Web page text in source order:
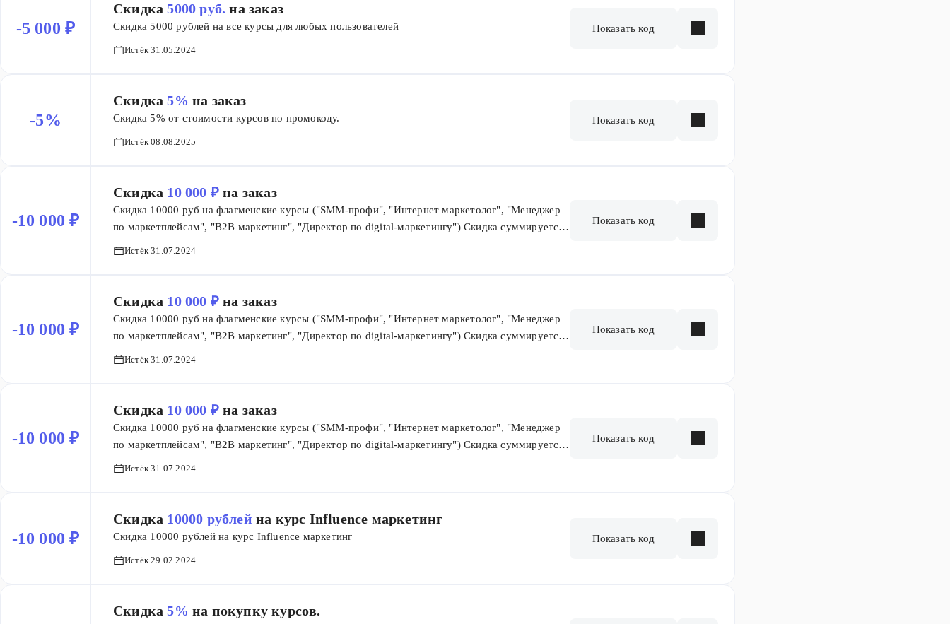
-5 000 ₽
Скидка 5000 руб.на заказ
Скидка 5000 рублей на все курсы для любых пользователей
Истёк 31.05.2024
Показать код
-5%
Скидка 5% на заказ
Скидка 5% от стоимости курсов по промокоду.
Истёк 08.08.2025
Показать код
-10 000 ₽
Скидка 10 000 ₽на заказ
Скидка 10000 руб на флагменские курсы ("SMM-профи", "Интернет маркетолог", "Менеджер
по маркетплейсам", "B2B маркетинг", "Директор по digital-маркетингу") Скидка суммируется
Истёк 31.07.2024
Показать код
-10 000 ₽
Скидка 10 000 ₽на заказ
Скидка 10000 руб на флагменские курсы ("SMM-профи", "Интернет маркетолог", "Менеджер
по маркетплейсам", "B2B маркетинг", "Директор по digital-маркетингу") Скидка суммируется
Истёк 31.07.2024
Показать код
-10 000 ₽
Скидка 10 000 ₽на заказ
Скидка 10000 руб на флагменские курсы ("SMM-профи", "Интернет маркетолог", "Менеджер
по маркетплейсам", "B2B маркетинг", "Директор по digital-маркетингу") Скидка суммируется
Истёк 31.07.2024
Показать код
-10 000 ₽
Скидка 10000 рублей на курс Influence маркетинг
Скидка 10000 рублей на курс Influence маркетинг
Истёк 29.02.2024
Показать код
Скидка 5% на покупку курсов.